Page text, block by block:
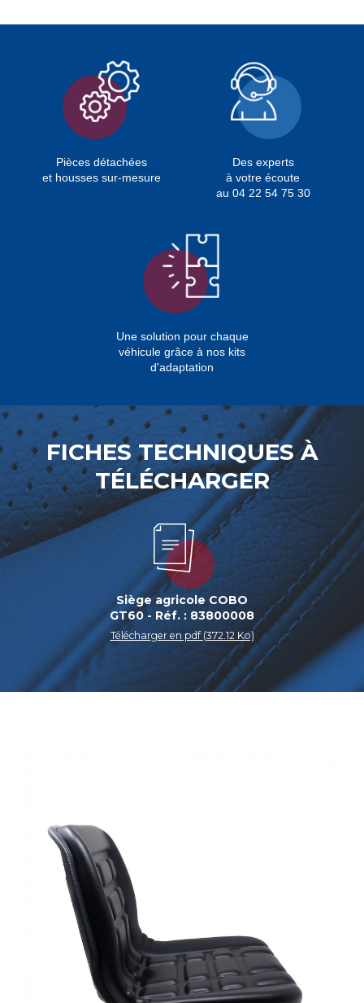
Pièces détachées
et housses sur-mesure
Des experts
à votre écoute
au 04 22 54 75 30
Une solution pour chaque
véhicule grâce à nos kits
d'adaptation
FICHES TECHNIQUES À
TÉLÉCHARGER
Siège agricole COBO
GT60 - Réf. : 83800008
Télécharger en pdf (372.12 Ko)